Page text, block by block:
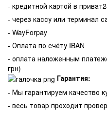
- кредитной картой в
- через кассу или терминал
- WayForpay
- Оплата по счёту IBAN
- оплата наложенным
грн)
Гарантия:
- Мы гарантируем качество
- весь товар проходит